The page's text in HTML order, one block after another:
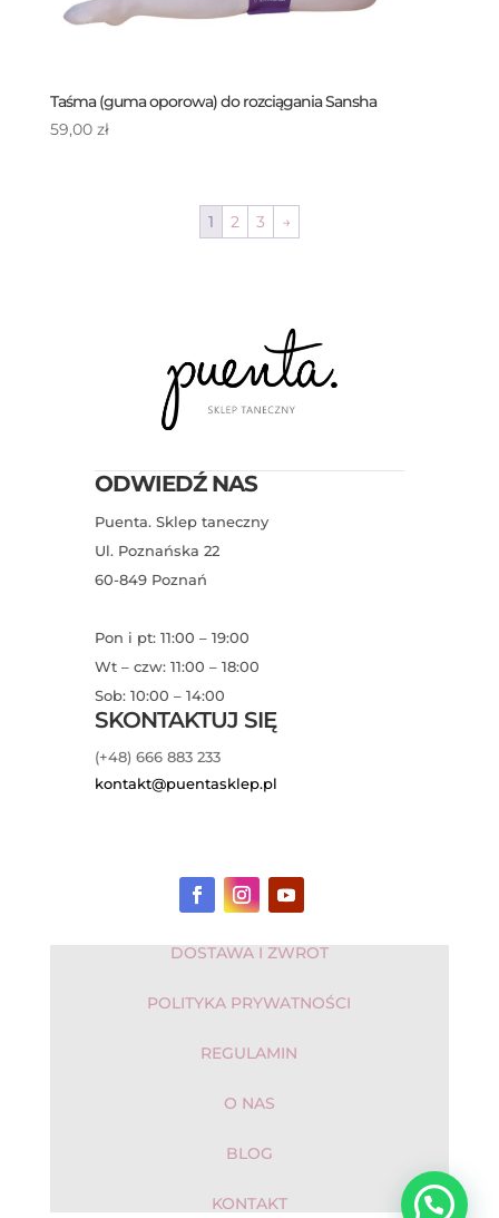
Taśma (guma oporowa) do rozciągania Sansha
59,00 zł
1 2 3 →
ODWIEDŹ NAS
Puenta. Sklep taneczny
Ul. Poznańska 22
60-849 Poznań
Pon i pt: 11:00 – 19:00
Wt – czw: 11:00 – 18:00
Sob: 10:00 – 14:00
SKONTAKTUJ SIĘ
(+48) 666 883 233
kontakt@puentasklep.pl
DOSTAWA I ZWROT
POLITYKA PRYWATNOŚCI
REGULAMIN
O NAS
BLOG
KONTAKT